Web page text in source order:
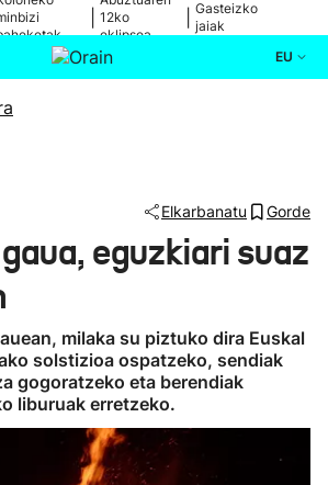
12ko
eklipsea
Gasteizko
jaiak
EU
Eguraldia
Elkarbanatu Gorde
eguzkiari suaz
milaka su piztuko dira Euskal
solstizioa ospatzeko, sendiak
gogoratzeko eta berendiak
liburuak erretzeko.